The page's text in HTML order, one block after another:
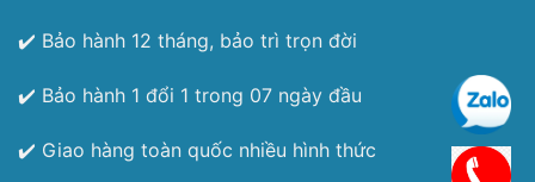
✔️ Bảo hành 12 tháng, bảo trì trọn đời
✔️ Bảo hành 1 đổi 1 trong 07 ngày đầu
✔️ Giao hàng toàn quốc nhiều hình thức